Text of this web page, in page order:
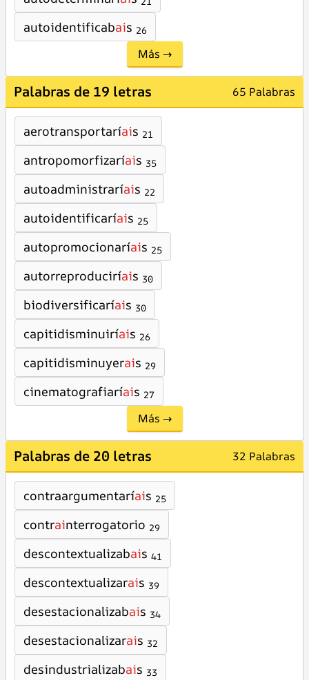
autoidentificabais 26
Más →
Palabras de 19 letras 65 Palabras
aerotransportaríais 21
antropomorfizaríais 35
autoadministraríais 22
autoidentificaríais 25
autopromocionaríais 25
autorreproduciríais 30
biodiversificaríais 30
capitidisminuiríais 26
capitidisminuyerais 29
cinematografiaríais 27
Más →
Palabras de 20 letras 32 Palabras
contraargumentaríais 25
contrainterrogatorio 29
descontextualizabais 41
descontextualizarais 39
desestacionalizabais 34
desestacionalizarais 32
desindustrializabais 33